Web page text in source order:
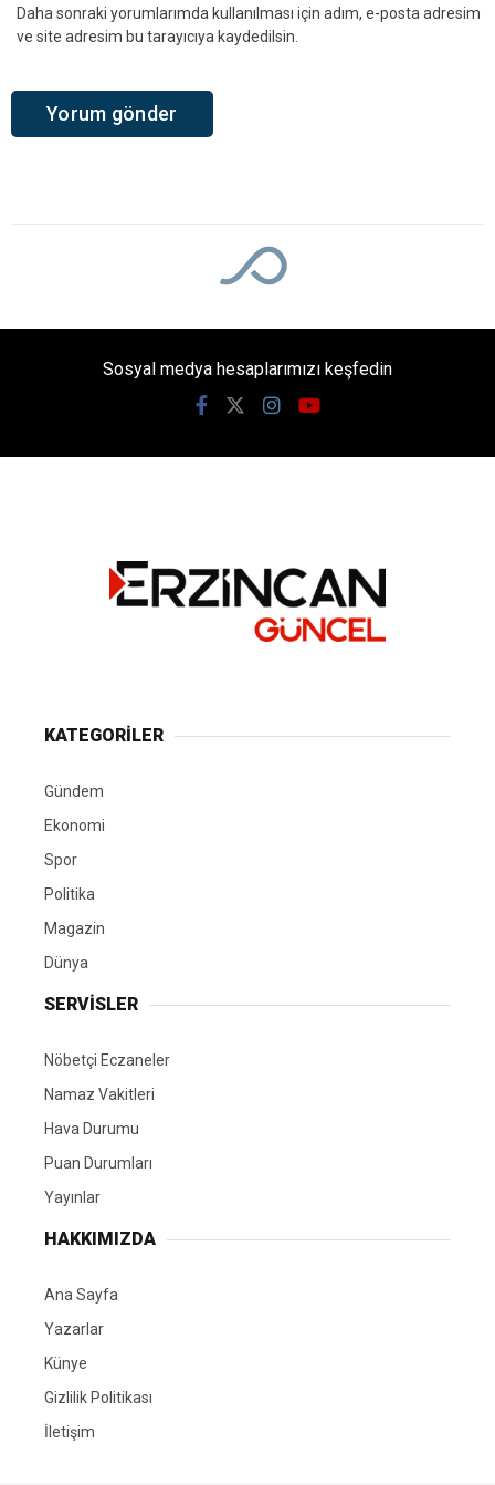
Daha sonraki yorumlarımda kullanılması için adım, e-posta adresim
ve site adresim bu tarayıcıya kaydedilsin.
Sosyal medya hesaplarımızı keşfedin
KATEGORİLER
Gündem
Ekonomi
Spor
Politika
Magazin
Dünya
SERVİSLER
Nöbetçi Eczaneler
Namaz Vakitleri
Hava Durumu
Puan Durumları
Yayınlar
HAKKIMIZDA
Ana Sayfa
Yazarlar
Künye
Gizlilik Politikası
İletişim